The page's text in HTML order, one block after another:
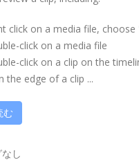
click on a media file, choose
click on a media file
click on a clip on the
the edge of a clip ...
む
し